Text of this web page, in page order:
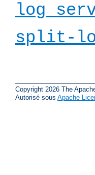
split-
Copyright 2026 The
Autorisé sous Apache